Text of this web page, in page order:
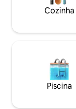
churrasqueira,
louça + Netflix
Cozinha
Piscina